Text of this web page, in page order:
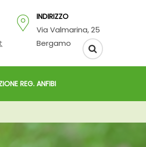
INDIRIZZO
Via Valmarina, 25
Bergamo
REG. ANFIBI